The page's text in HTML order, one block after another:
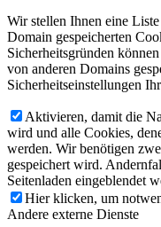
Wir stellen Ihnen eine
Domain gespeicherten
Sicherheitsgründen
von anderen Domains
Sicherheitseinstellungen
Aktivieren, damit die
wird und alle Cookies,
werden. Wir benötigen
gespeichert wird.
Seitenladen eingeblendet
Hier klicken, um
Andere externe Dienste